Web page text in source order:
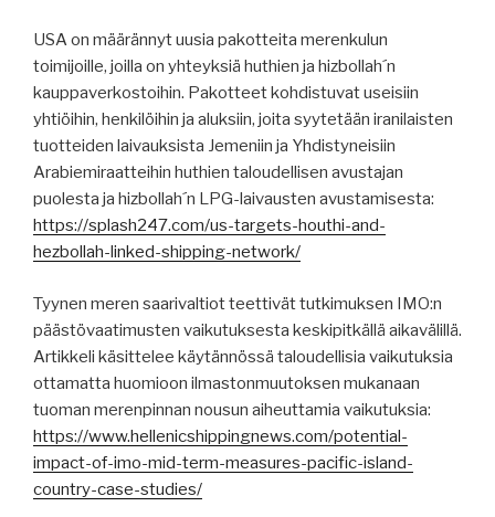
USA on määrännyt uusia pakotteita merenkulun
toimijoille, joilla on yhteyksiä huthien ja hizbollah´n
kauppaverkostoihin. Pakotteet kohdistuvat useisiin
yhtiöihin, henkilöihin ja aluksiin, joita syytetään iranilaisten
tuotteiden laivauksista Jemeniin ja Yhdistyneisiin
Arabiemiraatteihin huthien taloudellisen avustajan
puolesta ja hizbollah´n LPG-laivausten avustamisesta:
https://splash247.com/us-targets-houthi-and-
hezbollah-linked-shipping-network/
Tyynen meren saarivaltiot teettivät tutkimuksen IMO:n
päästövaatimusten vaikutuksesta keskipitkällä aikavälillä.
Artikkeli käsittelee käytännössä taloudellisia vaikutuksia
ottamatta huomioon ilmastonmuutoksen mukanaan
tuoman merenpinnan nousun aiheuttamia vaikutuksia:
https://www.hellenicshippingnews.com/potential-
impact-of-imo-mid-term-measures-pacific-island-
country-case-studies/